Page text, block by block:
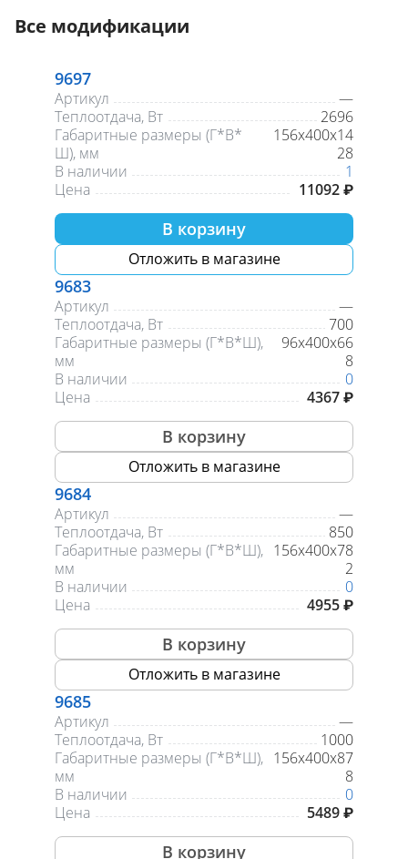
Все модификации
9697
Артикул
—
Теплоотдача, Вт
2696
Габаритные размеры (Г*В*
Ш), мм
156х400х14
28
В наличии
1
Цена
11092 ₽
В корзину
Отложить в магазине
9683
Артикул
—
Теплоотдача, Вт
700
Габаритные размеры (Г*В*Ш),
мм
96х400х66
8
В наличии
0
Цена
4367 ₽
В корзину
Отложить в магазине
9684
Артикул
—
Теплоотдача, Вт
850
Габаритные размеры (Г*В*Ш),
мм
156х400х78
2
В наличии
0
Цена
4955 ₽
В корзину
Отложить в магазине
9685
Артикул
—
Теплоотдача, Вт
1000
Габаритные размеры (Г*В*Ш),
мм
156х400х87
8
В наличии
0
Цена
5489 ₽
В корзину